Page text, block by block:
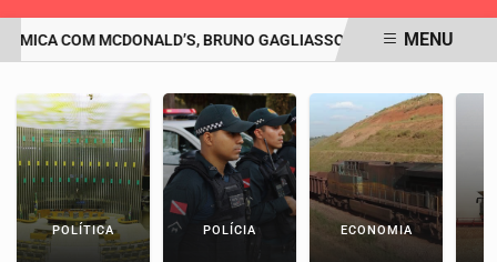
COM MCDONALD’S, BRUNO GAGLIASSO PEDE DESCULPAS:
MENU
POLÍTICA POLÍCIA ECONOMIA